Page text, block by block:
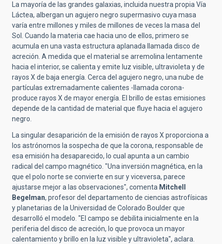
La mayoría de las grandes galaxias, incluida nuestra propia Vía
Láctea, albergan un agujero negro supermasivo cuya masa
varía entre millones y miles de millones de veces la masa del
Sol. Cuando la materia cae hacia uno de ellos, primero se
acumula en una vasta estructura aplanada llamada disco de
acreción. A medida que el material se arremolina lentamente
hacia el interior, se calienta y emite luz visible, ultravioleta y de
rayos X de baja energía. Cerca del agujero negro, una nube de
partículas extremadamente calientes -llamada corona-
produce rayos X de mayor energía. El brillo de estas emisiones
depende de la cantidad de material que fluye hacia el agujero
negro.
La singular desaparición de la emisión de rayos X proporciona a
los astrónomos la sospecha de que la corona, responsable de
esa emisión ha desaparecido, lo cual apunta a un cambio
radical del campo magnético. "Una inversión magnética, en la
que el polo norte se convierte en sur y viceversa, parece
ajustarse mejor a las observaciones", comenta Mitchell
Begelman, profesor del departamento de ciencias astrofísicas
y planetarias de la Universidad de Colorado Boulder que
desarrolló el modelo. "El campo se debilita inicialmente en la
periferia del disco de acreción, lo que provoca un mayor
calentamiento y brillo en la luz visible y ultravioleta", aclara.